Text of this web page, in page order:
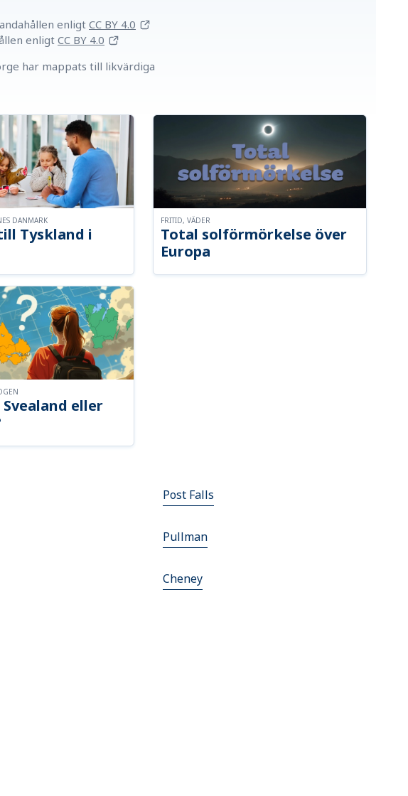
enligt CC BY 4.0
enligt CC BY 4.0
har mappats till likvärdiga
Tyskland i
DANMARK
Total solförmörkelse över
Europa
FRITID, VÄDER
eller
Post Falls
Pullman
Cheney